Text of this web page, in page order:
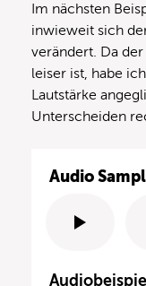
Im nächsten
inwieweit sich
verändert. Da
leiser ist, habe
Lautstärke
Unterscheiden
Audio